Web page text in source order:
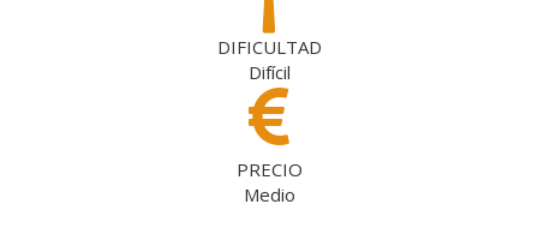
DIFICULTAD
Difícil
PRECIO
Medio